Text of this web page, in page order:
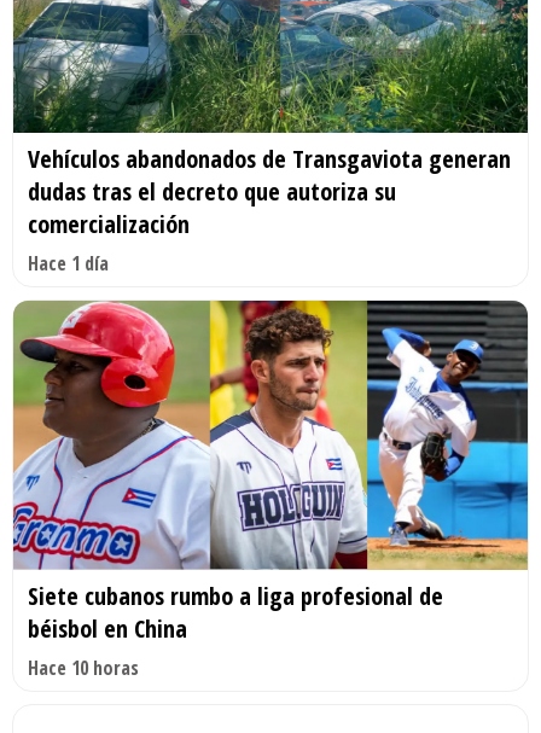
Vehículos abandonados de Transgaviota generan
dudas tras el decreto que autoriza su
comercialización
Hace 1 día
Siete cubanos rumbo a liga profesional de
béisbol en China
Hace 10 horas